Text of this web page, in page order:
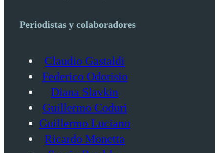
Periodistas y colaboradores
Claudio Gastaldi
Federico Odorisio
Diana Slavkin
Guillermo Coduri
Guillermo Luciano
Ricardo Monetta